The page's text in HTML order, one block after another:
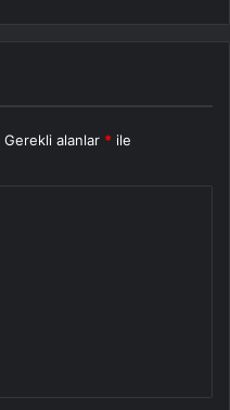
Gerekli alanlar * ile